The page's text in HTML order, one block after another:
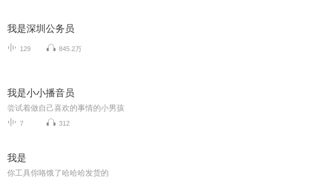
我是深圳公务员
129 845.2万
我是小小播音员
尝试着做自己喜欢的事情的小男孩
7 312
我是
你工具你咯饿了哈哈哈发货的